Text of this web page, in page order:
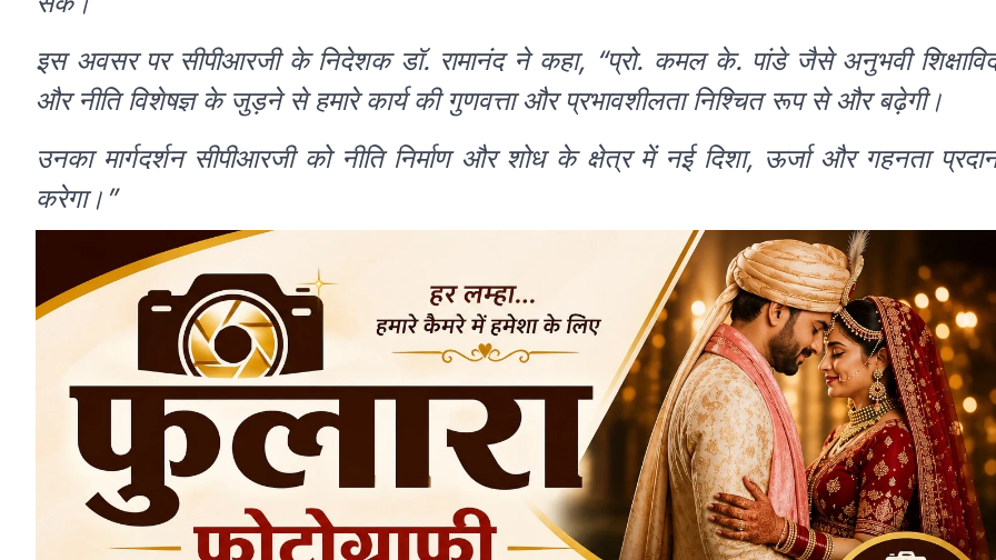
इस अवसर पर सीपीआरजी के निदेशक डॉ. रामानंद ने कहा, “प्रो. कमल के. पांडे जैसे अनुभवी
और नीति विशेषज्ञ के जुड़ने से हमारे कार्य की गुणवत्ता और प्रभावशीलता निश्चित रूप से और बढ़ेगी।
उनका मार्गदर्शन सीपीआरजी को नीति निर्माण और शोध के क्षेत्र में नई दिशा, ऊर्जा और गहनता
करेगा।”